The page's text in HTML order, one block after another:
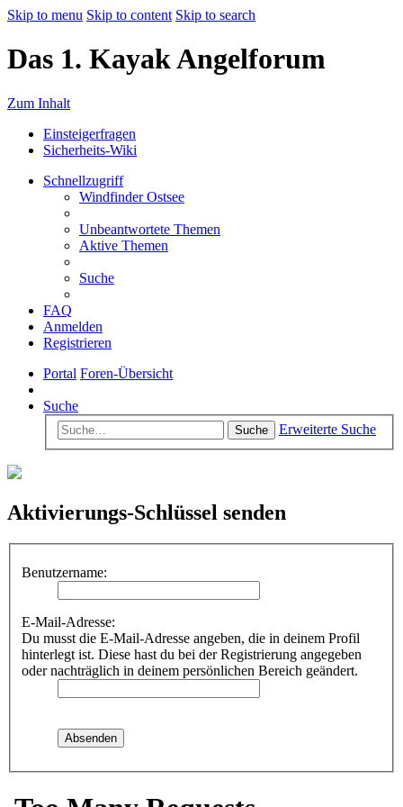
Skip to menu Skip to content Skip to search
Das 1. Kayak Angelforum
Zum Inhalt
Einsteigerfragen
Sicherheits-Wiki
Schnellzugriff
Windfinder Ostsee
Unbeantwortete Themen
Aktive Themen
Suche
FAQ
Anmelden
Registrieren
Portal Foren-Übersicht
Suche
Suche Erweiterte Suche
Aktivierungs-Schlüssel senden
Benutzername:
E-Mail-Adresse:
Du musst die E-Mail-Adresse angeben, die in deinem Profil
hinterlegt ist. Diese hast du bei der Registrierung angegeben
oder nachträglich in deinem persönlichen Bereich geändert.